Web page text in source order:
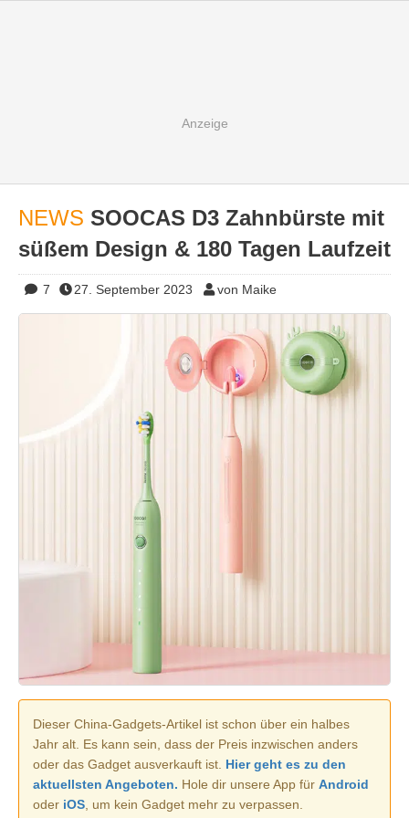
NEWS SOOCAS D3 Zahnbürste mit
süßem Design & 180 Tagen Laufzeit
7 27. September 2023 von Maike
Dieser China-Gadgets-Artikel ist schon über ein halbes
Jahr alt. Es kann sein, dass der Preis inzwischen anders
oder das Gadget ausverkauft ist. Hier geht es zu den
aktuellsten Angeboten. Hole dir unsere App für Android
oder iOS , um kein Gadget mehr zu verpassen.